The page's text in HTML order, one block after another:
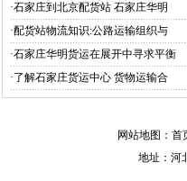
·石家庄到北京配货站 石家庄华明
·配货站物流知识:公路运输组织与
·石家庄华明货运在展开中寻求平衡
·了解石家庄货运中心 货物运输合
网站地图： 首
地址：河